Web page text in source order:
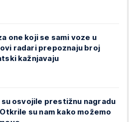
one koji se sami voze u
radari prepoznaju broj
kažnjavaju
su osvojile prestižnu nagradu
su nam kako možemo